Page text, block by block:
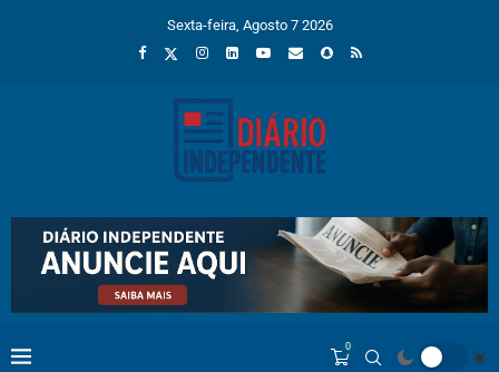
Sexta-feira, Agosto 7 2026
0